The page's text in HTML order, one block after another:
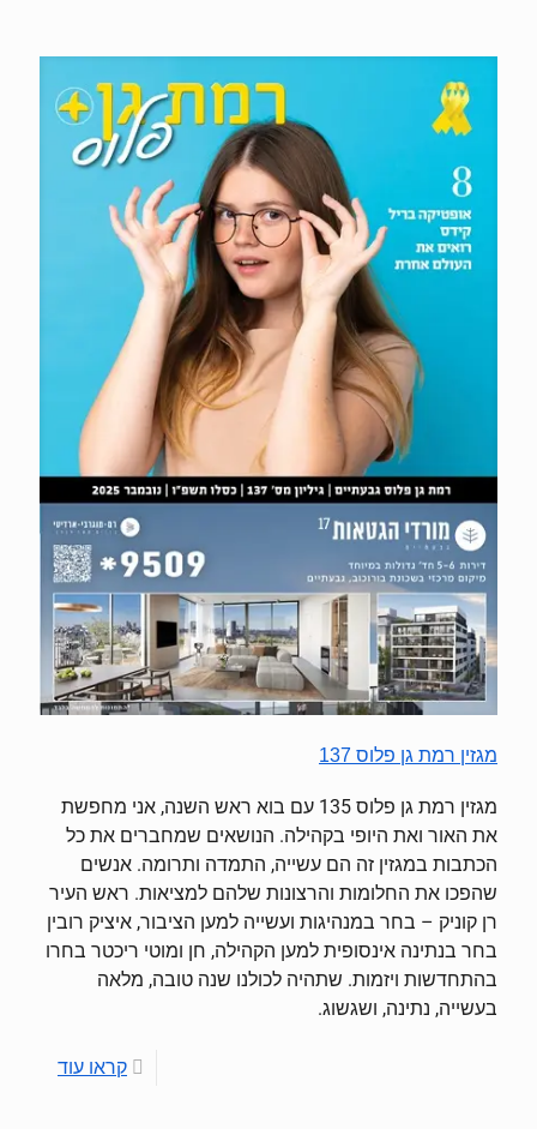
מגזין רמת גן פלוס 137
מגזין רמת גן פלוס 135 עם בוא ראש השנה, אני מחפשת
את האור ואת היופי בקהילה. הנושאים שמחברים את כל
הכתבות במגזין זה הם עשייה, התמדה ותרומה. אנשים
שהפכו את החלומות והרצונות שלהם למציאות. ראש העיר
רן קוניק – בחר במנהיגות ועשייה למען הציבור, איציק רובין
בחר בנתינה אינסופית למען הקהילה, חן ומוטי ריכטר בחרו
בהתחדשות ויזמות. שתהיה לכולנו שנה טובה, מלאה
בעשייה, נתינה, ושגשוג.
קראו עוד